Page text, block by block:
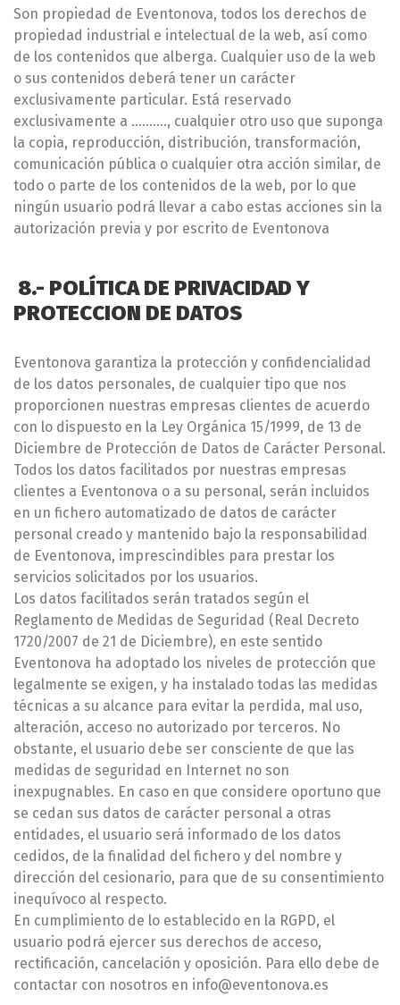
Son propiedad de Eventonova, todos los derechos de
propiedad industrial e intelectual de la web, así como
de los contenidos que alberga. Cualquier uso de la web
o sus contenidos deberá tener un carácter
exclusivamente particular. Está reservado
exclusivamente a ………., cualquier otro uso que suponga
la copia, reproducción, distribución, transformación,
comunicación pública o cualquier otra acción similar, de
todo o parte de los contenidos de la web, por lo que
ningún usuario podrá llevar a cabo estas acciones sin la
autorización previa y por escrito de Eventonova
8.- POLÍTICA DE PRIVACIDAD Y
PROTECCION DE DATOS
Eventonova garantiza la protección y confidencialidad
de los datos personales, de cualquier tipo que nos
proporcionen nuestras empresas clientes de acuerdo
con lo dispuesto en la Ley Orgánica 15/1999, de 13 de
Diciembre de Protección de Datos de Carácter Personal.
Todos los datos facilitados por nuestras empresas
clientes a Eventonova o a su personal, serán incluidos
en un fichero automatizado de datos de carácter
personal creado y mantenido bajo la responsabilidad
de Eventonova, imprescindibles para prestar los
servicios solicitados por los usuarios.
Los datos facilitados serán tratados según el
Reglamento de Medidas de Seguridad (Real Decreto
1720/2007 de 21 de Diciembre), en este sentido
Eventonova ha adoptado los niveles de protección que
legalmente se exigen, y ha instalado todas las medidas
técnicas a su alcance para evitar la perdida, mal uso,
alteración, acceso no autorizado por terceros. No
obstante, el usuario debe ser consciente de que las
medidas de seguridad en Internet no son
inexpugnables. En caso en que considere oportuno que
se cedan sus datos de carácter personal a otras
entidades, el usuario será informado de los datos
cedidos, de la finalidad del fichero y del nombre y
dirección del cesionario, para que de su consentimiento
inequívoco al respecto.
En cumplimiento de lo establecido en la RGPD, el
usuario podrá ejercer sus derechos de acceso,
rectificación, cancelación y oposición. Para ello debe de
contactar con nosotros en info@eventonova.es